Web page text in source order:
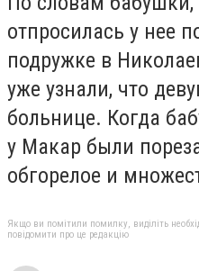
отпросилась у нее
подружке в
уже узнали, что
больнице. Когда
у Макар были
обгорелое и
Якщо ви помітили помилку, виділіть
повідомити про це редакцію